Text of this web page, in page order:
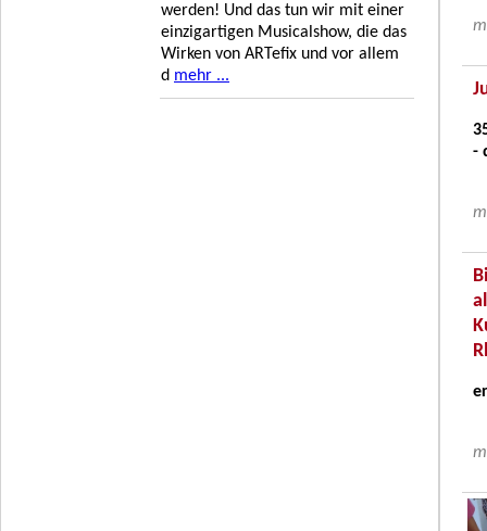
werden! Und das tun wir mit einer
einzigartigen Musicalshow, die das
Wirken von ARTefix und vor allem
d mehr ...
-